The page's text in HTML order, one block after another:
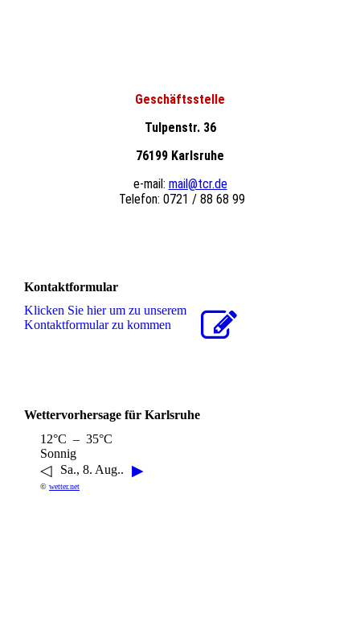
Geschäftsstelle
Tulpenstr. 36
76199 Karlsruhe
e-mail: mail@tcr.de
Telefon: 0721 / 88 68 99
Kontaktformular
Klicken Sie hier um zu unserem
Kon­takt­for­mu­lar zu kommen
Wettervorhersage für Karlsruhe
12°C – 35°C
Sonnig
◁ Sa., 8. Aug.. ▶
© wetter.net